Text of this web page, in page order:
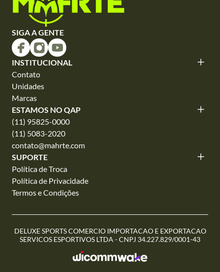
SIGA A GENTE
INSTITUCIONAL
Contato
Unidades
Marcas
ESTAMOS NO QAP
(11) 95825-0000
(11) 5083-2020
contato@mahrte.com
SUPORTE
Política de Troca
Política de Privacidade
Termos e Condições
DELUXE SPORTS COMERCIO IMPORTACAO E EXPORTACAO
SERVICOS ESPORTIVOS LTDA - CNPJ 34.227.829/0001-43